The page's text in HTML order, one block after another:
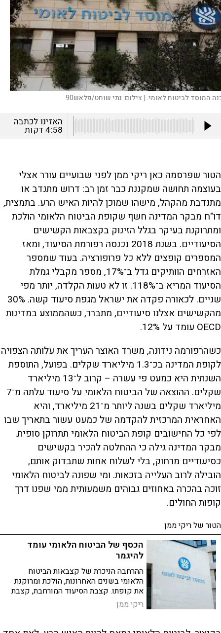
המוסד לביטוח לאומי. | צילום:נתי שוחט/פלאש90
האזינו לכתבה
4:58דקות
הטור שפרסמה כאן ריקי ממן לפני שבועיים עורר אצלי
בעוצמה תחושה שמקננת כבר זמן רב: דרוש מתנדב או
מתנדבת מהקהל, מישהו שמוכן להיות האיש הרע. בתמצית,
דו"ח מבקר המדינה חשף שקופת הביטוח הלאומי הולכת
ומתרוקנת בעיקר בגלל הזינוק בקצבאות הקשישים
הסיעודיים. בשנת 2018 נכנסה רפורמת הסיעוד, ומאז
המספרים קופצים ללא כל פרופורציה. בעוד שמספר
האזרחים הוותיקים גדל ב־17%, מספר מקבלי גמלת
הסיעוד המריא ב־118%. זו לא טעות הקלדה, יותר מפי
שניים. לכאורה פקדה את ישראל מגפת סיעוד קשה. 30%
מהקשישים אצלנו סיעודיים, מתברר, כשהממוצע במדינות
OECD עומד על 12%.
כשהרפורמה נידונה, משרד האוצר העריך את עלותה הצפויה
לקופת המדינה בכ־1.3 מיליארד שקלים. בפועל, התוספת
השנתית היא כמעט פי עשרה – קרוב ל־13 מיליארד
שקלים. ההוצאה של הביטוח הלאומי על סיעוד עלתה מ־7
מיליארד שקלים בשנה ליותר מ־21 מיליארד, והיא
האחראית המרכזית להקדמה של כמעט עשור בתאריך שבו
לפי כל החישובים קופת הביטוח הלאומי תתרוקן סופית.
מבקר המדינה גילה כי ההחלטה להכיר בקשישים
כסיעודיים מרחוק, בלי לשלוח אחות שתבדוק אותם,
הובילה לרוב העלייה בזכאות. ומי שפונה לביטוח הלאומי
זוכה בהכרה באחוזים גבוהים משמעותית ממי שפנו דרך
קופות החולים.
הטור של ריקי ממן
הכסף של הביטוח הלאומי עומד
להיגמר
ההרחבה הניכרת של קצבאות הביטוח
הלאומי בשנים האחרונות, הולכת ומרוקנת
את קופתו. קצבת הסיעוד המורחבת, קצבת
ילד נכה ועוד צעדים מלאי כוונות טובות -
מרוקנים את הקופה
ריקי ממן